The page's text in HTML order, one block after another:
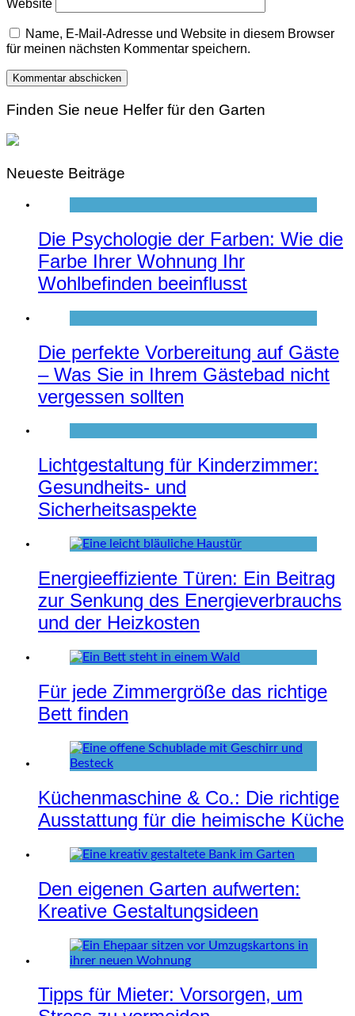
Website
Name, E-Mail-Adresse und Website in diesem Browser
für meinen nächsten Kommentar speichern.
Finden Sie neue Helfer für den Garten
Neueste Beiträge
Die Psychologie der Farben: Wie die
Farbe Ihrer Wohnung Ihr
Wohlbefinden beeinflusst
Die perfekte Vorbereitung auf Gäste
– Was Sie in Ihrem Gästebad nicht
vergessen sollten
Lichtgestaltung für Kinderzimmer:
Gesundheits- und
Sicherheitsaspekte
Energieeffiziente Türen: Ein Beitrag
zur Senkung des Energieverbrauchs
und der Heizkosten
Für jede Zimmergröße das richtige
Bett finden
Küchenmaschine & Co.: Die richtige
Ausstattung für die heimische Küche
Den eigenen Garten aufwerten:
Kreative Gestaltungsideen
Tipps für Mieter: Vorsorgen, um